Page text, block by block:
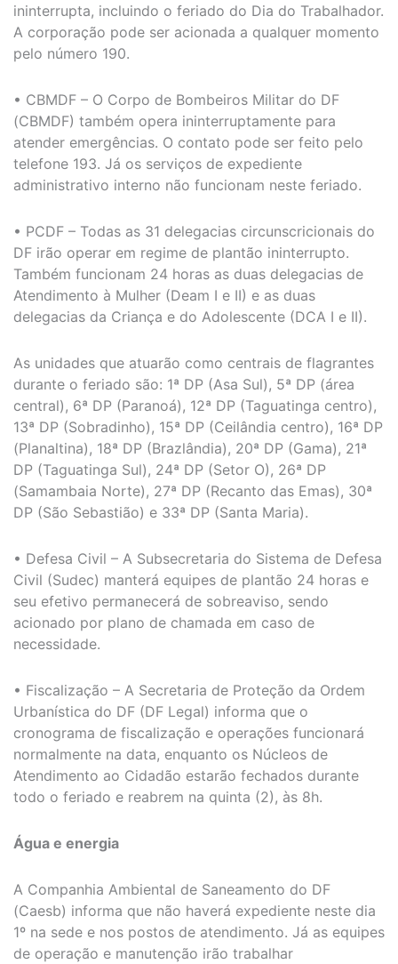
ininterrupta, incluindo o feriado do Dia do Trabalhador.
A corporação pode ser acionada a qualquer momento
pelo número 190.
• CBMDF – O Corpo de Bombeiros Militar do DF
(CBMDF) também opera ininterruptamente para
atender emergências. O contato pode ser feito pelo
telefone 193. Já os serviços de expediente
administrativo interno não funcionam neste feriado.
• PCDF – Todas as 31 delegacias circunscricionais do
DF irão operar em regime de plantão ininterrupto.
Também funcionam 24 horas as duas delegacias de
Atendimento à Mulher (Deam I e II) e as duas
delegacias da Criança e do Adolescente (DCA I e II).
As unidades que atuarão como centrais de flagrantes
durante o feriado são: 1ª DP (Asa Sul), 5ª DP (área
central), 6ª DP (Paranoá), 12ª DP (Taguatinga centro),
13ª DP (Sobradinho), 15ª DP (Ceilândia centro), 16ª DP
(Planaltina), 18ª DP (Brazlândia), 20ª DP (Gama), 21ª
DP (Taguatinga Sul), 24ª DP (Setor O), 26ª DP
(Samambaia Norte), 27ª DP (Recanto das Emas), 30ª
DP (São Sebastião) e 33ª DP (Santa Maria).
• Defesa Civil – A Subsecretaria do Sistema de Defesa
Civil (Sudec) manterá equipes de plantão 24 horas e
seu efetivo permanecerá de sobreaviso, sendo
acionado por plano de chamada em caso de
necessidade.
• Fiscalização – A Secretaria de Proteção da Ordem
Urbanística do DF (DF Legal) informa que o
cronograma de fiscalização e operações funcionará
normalmente na data, enquanto os Núcleos de
Atendimento ao Cidadão estarão fechados durante
todo o feriado e reabrem na quinta (2), às 8h.
Água e energia
A Companhia Ambiental de Saneamento do DF
(Caesb) informa que não haverá expediente neste dia
1º na sede e nos postos de atendimento. Já as equipes
de operação e manutenção irão trabalhar